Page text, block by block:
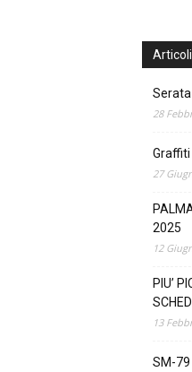
Serata
28
Graffiti
27
2025
12
PIU’
13
SM-